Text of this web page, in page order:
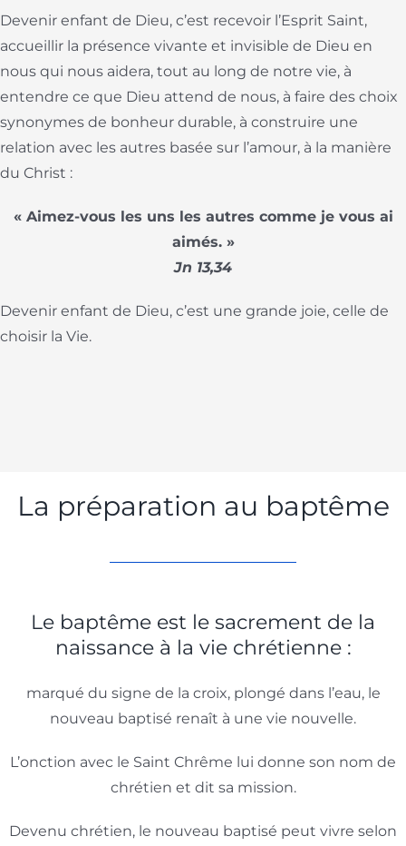
Devenir enfant de Dieu, c’est recevoir l’Esprit Saint,
accueillir la présence vivante et invisible de Dieu en
nous qui nous aidera, tout au long de notre vie, à
entendre ce que Dieu attend de nous, à faire des choix
synonymes de bonheur durable, à construire une
relation avec les autres basée sur l’amour, à la manière
du Christ :
« Aimez-vous les uns les autres comme je vous ai
aimés. »
Jn 13,34
Devenir enfant de Dieu, c’est une grande joie, celle de
choisir la Vie.
La préparation au baptême
Le baptême est le sacrement de la
naissance à la vie chrétienne :
marqué du signe de la croix, plongé dans l’eau, le
nouveau baptisé renaît à une vie nouvelle.
L’onction avec le Saint Chrême lui donne son nom de
chrétien et dit sa mission.
Devenu chrétien, le nouveau baptisé peut vivre selon